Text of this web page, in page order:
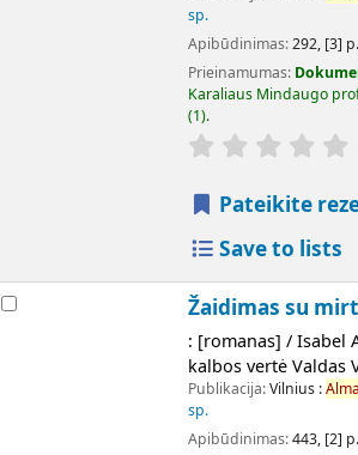
sp.
Apibūdinimas:292, [3]
Prieinamumas:
Karaliaus Mindaugo
(1).
Pateikite
Save to lists
Žaidimas su
: [romanas] / Isabel
kalbos vertė Valdas
Publikacija:Vilnius :Alma
sp.
Apibūdinimas:443, [2]